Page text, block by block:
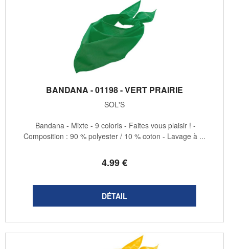
BANDANA - 01198 - VERT PRAIRIE
SOL'S
4.99€
Bandana - Mixte - 9 coloris - Faites vous plaisir ! -
Composition : 90 % polyester / 10 % coton - Lavage à ...